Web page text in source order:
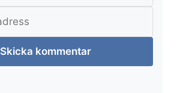
Skicka kommentar